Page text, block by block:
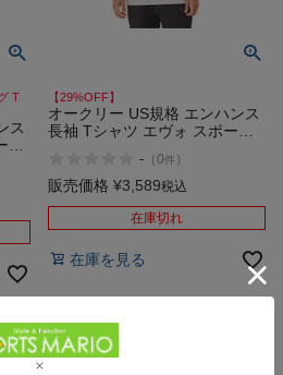
T
ス
ニ
【29%OFF】
オークリー US規格 エンハンス
長袖 Tシャツ エヴォ スポーツ
Enhance QD LS Tee Slv Evo
3.7 アウトレット セール
- （0件 ）
販売価格 ¥3,589税込
在庫切れ
在庫を見る